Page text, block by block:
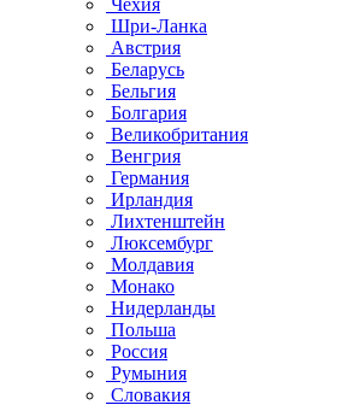
Чехия
Шри-Ланка
Австрия
Беларусь
Бельгия
Болгария
Великобритания
Венгрия
Германия
Ирландия
Лихтенштейн
Люксембург
Молдавия
Монако
Нидерланды
Польша
Россия
Румыния
Словакия